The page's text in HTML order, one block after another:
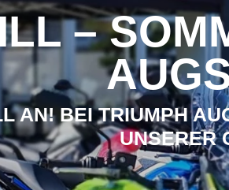
–
AN! BEI TRIUMPH
NSERER